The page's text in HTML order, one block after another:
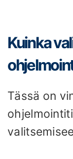
Kuinka
Tässä on